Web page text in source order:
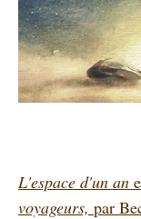
L'espace d'un an
voyageurs, par